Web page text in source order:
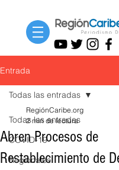
Entrada
Todas las entradas
COVID-19
Regionales
Todas las entradas
Abren Procesos de
Restablecimiento de
RegiónCaribe.org
2 min de lectura